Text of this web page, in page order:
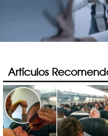
Artículos